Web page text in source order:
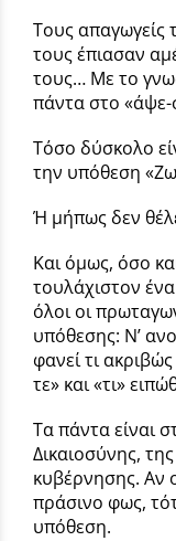
Τους απαγωγείς
τους έπιασαν
τους… Με το
πάντα στο
Τόσο δύσκολο
την υπόθεση
Ή μήπως δεν
Και όμως, όσο
τουλάχιστον
όλοι οι
υπόθεσης: Ν’
φανεί τι
τε» και «τι»
Τα πάντα είναι
Δικαιοσύνης,
κυβέρνησης. Αν
πράσινο φως,
υπόθεση.